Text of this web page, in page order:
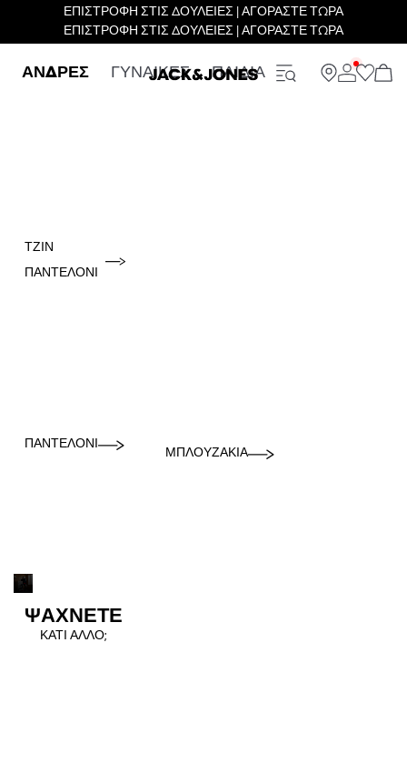
ΕΠΙΣΤΡΟΦΗ ΣΤΙΣ ΔΟΥΛΕΙΕΣ | ΑΓΟΡΑΣΤΕ ΤΩΡΑ
ΕΠΙΣΤΡΟΦΗ ΣΤΙΣ ΔΟΥΛΕΙΕΣ | ΑΓΟΡΑΣΤΕ ΤΩΡΑ
ΑΝΔΡΕΣ ΓΥΝΑΙΚΕΣ ΠΑΙΔΙΑ
ΤΖΙΝ
ΠΑΝΤΕΛΌΝΙ
ΠΑΝΤΕΛΌΝΙ
ΜΠΛΟΥΖΆΚΙΑ
ΨΑΧΝΕΤΕ
ΚΑΤΙ ΑΛΛΟ;